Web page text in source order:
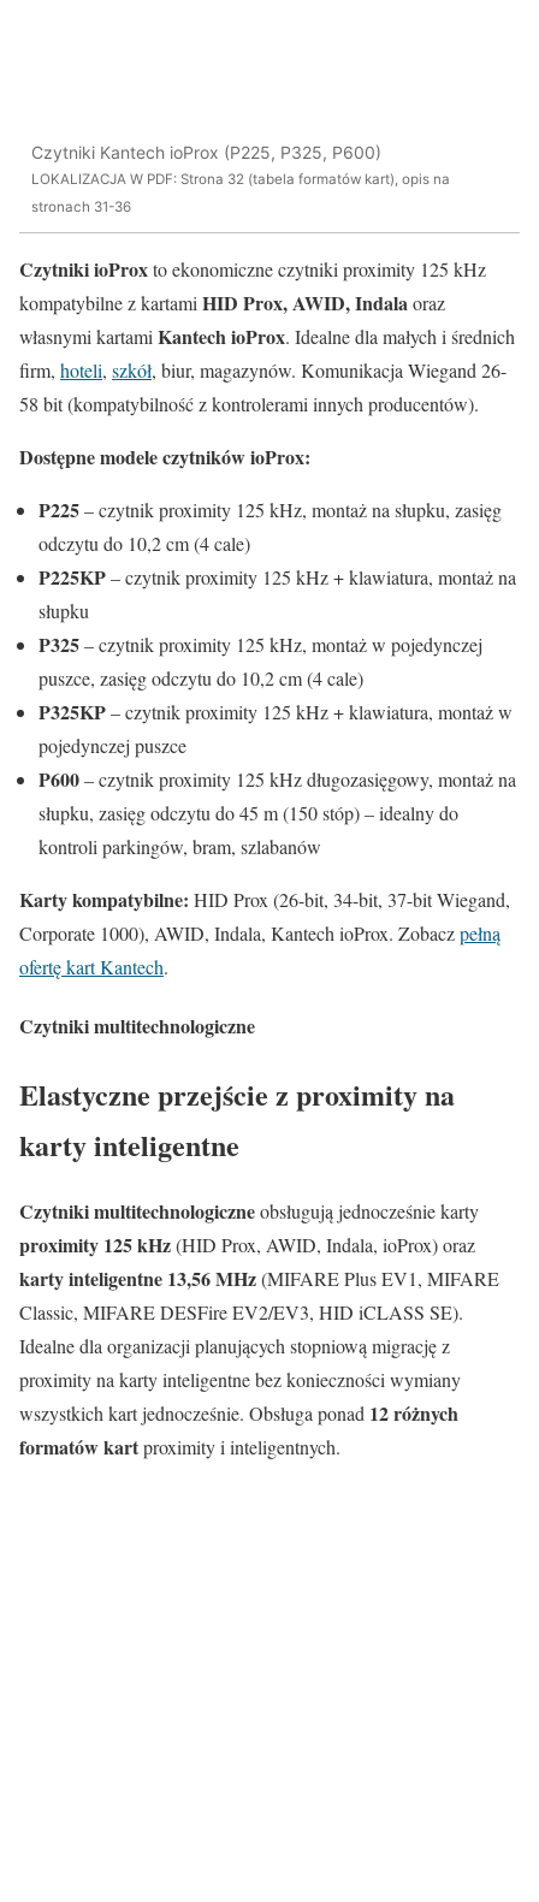
Czytniki Kantech ioProx (P225, P325, P600)
LOKALIZACJA W PDF: Strona 32 (tabela formatów kart), opis na
stronach 31-36
Czytniki ioProxto ekonomiczne czytniki proximity 125 kHz
kompatybilne z kartamiHID Prox, AWID, Indalaoraz
własnymi kartamiKantech ioProx. Idealne dla małych i średnich
firm, hoteli, szkół, biur, magazynów. Komunikacja Wiegand 26-
58 bit (kompatybilność z kontrolerami innych producentów).
Dostępne modele czytników ioProx:
P225– czytnik proximity 125 kHz, montaż na słupku, zasięg
odczytu do 10,2 cm (4 cale)
P225KP– czytnik proximity 125 kHz + klawiatura, montaż na
słupku
P325– czytnik proximity 125 kHz, montaż w pojedynczej
puszce, zasięg odczytu do 10,2 cm (4 cale)
P325KP– czytnik proximity 125 kHz + klawiatura, montaż w
pojedynczej puszce
P600– czytnik proximity 125 kHz długozasięgowy, montaż na
słupku, zasięg odczytu do 45 m (150 stóp) – idealny do
kontroli parkingów, bram, szlabanów
Karty kompatybilne: HID Prox (26-bit, 34-bit, 37-bit Wiegand,
Corporate 1000), AWID, Indala, Kantech ioProx. Zobaczpełną
ofertę kart Kantech.
Czytniki multitechnologiczne
Elastyczne przejście z proximity na
karty inteligentne
Czytniki multitechnologiczneobsługują jednocześnie karty
proximity 125 kHz(HID Prox, AWID, Indala, ioProx) oraz
karty inteligentne 13,56 MHz(MIFARE Plus EV1, MIFARE
Classic, MIFARE DESFire EV2/EV3, HID iCLASS SE).
Idealne dla organizacji planujących stopniową migrację z
proximity na karty inteligentne bez konieczności wymiany
wszystkich kart jednocześnie. Obsługa ponad 12 różnych
formatów kartproximity i inteligentnych.